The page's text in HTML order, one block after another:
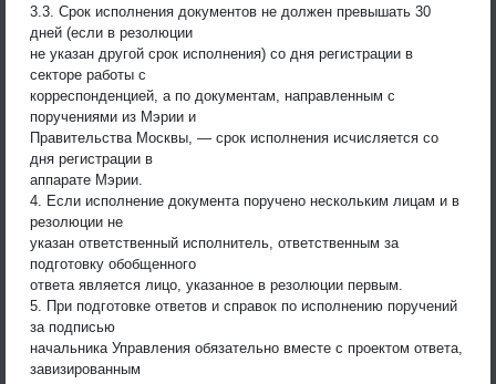
3.3. Срок исполнения документов не должен превышать 30
дней (если в резолюции
не указан другой срок исполнения) со дня регистрации в
секторе работы с
корреспонденцией, а по документам, направленным с
поручениями из Мэрии и
Правительства Москвы, — срок исполнения исчисляется со
дня регистрации в
аппарате Мэрии.
4. Если исполнение документа поручено нескольким лицам и в
резолюции не
указан ответственный исполнитель, ответственным за
подготовку обобщенного
ответа является лицо, указанное в резолюции первым.
5. При подготовке ответов и справок по исполнению поручений
за подписью
начальника Управления обязательно вместе с проектом ответа,
завизированным